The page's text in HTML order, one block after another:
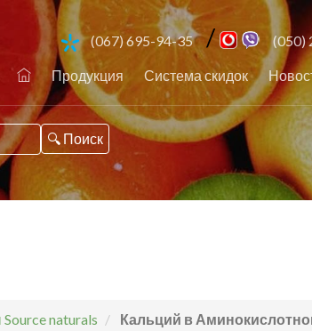
(067) 695-94-35 / (050)
Продукция Система скидок
naturals Кальций в